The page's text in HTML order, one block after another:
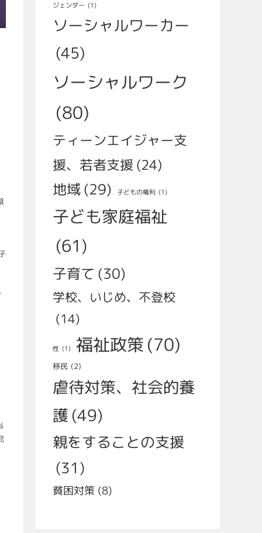
ジェンダー (1)
ソーシャルワーカー
(45)
ソーシャルワーク
(80)
ティーンエイジャー支
援、若者支援 (24)
地域(29) 子どもの権利 (1)
子ども家庭福祉
(61)
子育て (30)
学校、いじめ、不登校
(14)
性 (1) 福祉政策 (70)
移民 (2)
虐待対策、社会的養
護 (49)
親をすることの支援
(31)
貧困対策 (8)